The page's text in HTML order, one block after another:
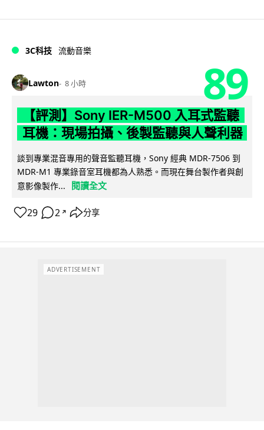
3C科技 流動音樂
Lawton 8 小時 89
【評測】Sony IER-M500 入耳式監聽
耳機：現場拍攝、後製監聽與人聲利器
談到專業混音專用的聲音監聽耳機，Sony 經典 MDR-7506 到
MDR-M1 專業錄音室耳機都為人熟悉。而現在舞台製作者與創
意影像製作...
閱讀全文
29 2 ↗ 分享
ADVERTISEMENT